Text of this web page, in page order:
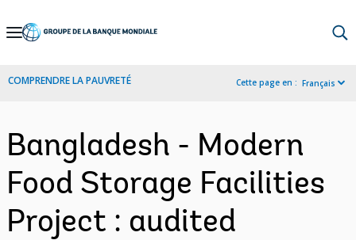
Skip
Navigation
COMPRENDRE LA PAUVRETÉ Cette page en : Français
Bangladesh - Modern
Food Storage Facilities
Project : audited